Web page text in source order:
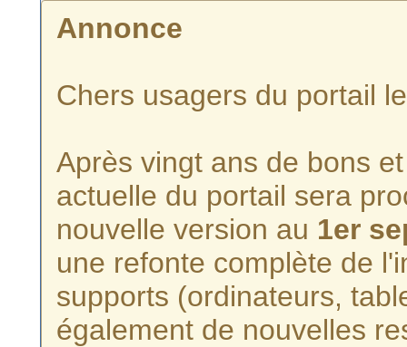
Annonce
Chers usagers du portail
Après vingt ans de bons
actuelle du portail sera
nouvelle version au 1er
une refonte complète de
supports (ordinateurs,
également de nouvelles